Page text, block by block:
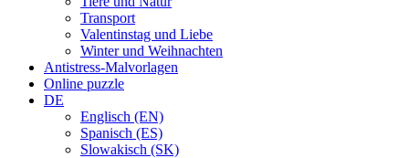
Transport
Valentinstag und Liebe
Winter und Weihnachten
Antistress-Malvorlagen
Online puzzle
DE
Englisch (EN)
Spanisch (ES)
Slowakisch (SK)